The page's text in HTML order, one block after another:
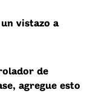
vistazo a
de
agregue esto